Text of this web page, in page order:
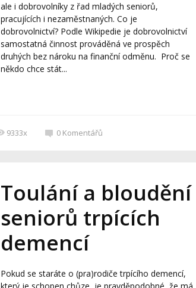
ale i dobrovolníky z řad mladých seniorů,
pracujících i nezaměstnaných. Co je
dobrovolnictví? Podle Wikipedie je dobrovolnictví
samostatná činnost prováděná ve prospěch
druhých bez nároku na finanční odměnu. Proč se
někdo chce stát...
9333x 0 Komentářů
Toulání a bloudění
seniorů trpících
demencí
Pokud se staráte o (pra)rodiče trpícího demencí,